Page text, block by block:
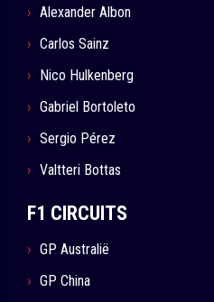
Alexander Albon
Carlos Sainz
Nico Hulkenberg
Gabriel Bortoleto
Sergio Pérez
Valtteri Bottas
F1 CIRCUITS
GP Australië
GP China